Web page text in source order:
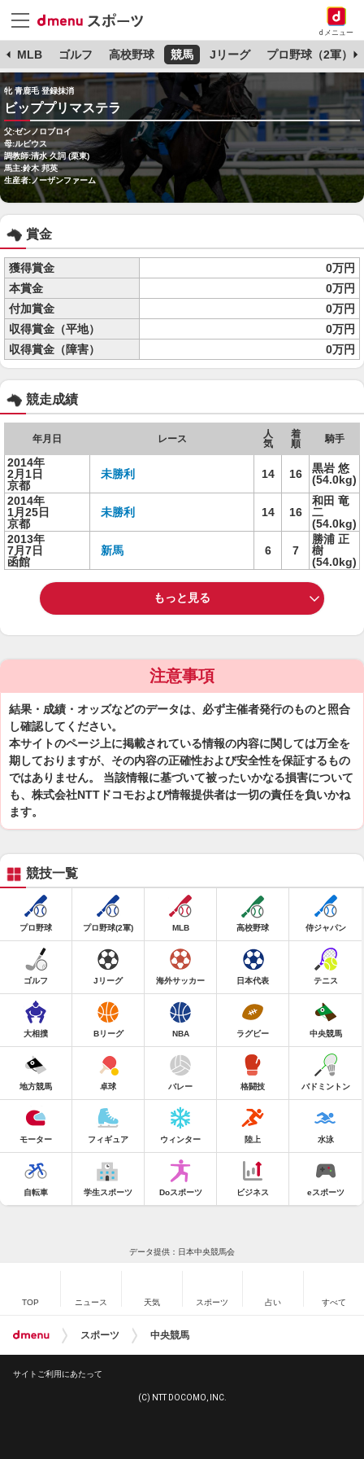
dメニュー
MLB ゴルフ 高校野球 競馬 Jリーグ プロ野球（2軍）
牝 青鹿毛 登録抹消
ビッププリマステラ
父:ゼンノロブロイ
母:ルビウス
調教師:清水 久詞 (栗東)
馬主:鈴木 邦英
生産者:ノーザンファーム
賞金
獲得賞金
0万円
本賞金
0万円
付加賞金
0万円
収得賞金（平地）
0万円
収得賞金（障害）
0万円
競走成績
年月日 レース
人
気
着
順
騎手
2014年
2月1日
京都
未勝利 14 16
黒岩 悠
(54.0kg)
2014年
1月25日
京都
未勝利 14 16
和田 竜
二
(54.0kg)
2013年
7月7日
函館
新馬 6 7
勝浦 正
樹
(54.0kg)
もっと見る
注意事項
結果・成績・オッズなどのデータは、必ず主催者発行のものと照合
し確認してください。
本サイトのページ上に掲載されている情報の内容に関しては万全を
期しておりますが、その内容の正確性および安全性を保証するもの
ではありません。 当該情報に基づいて被ったいかなる損害について
も、株式会社NTTドコモおよび情報提供者は一切の責任を負いかね
ます。
競技一覧
プロ野球 プロ野球(2軍) MLB 高校野球 侍ジャパン
ゴルフ Jリーグ 海外サッカー 日本代表 テニス
大相撲 Bリーグ NBA ラグビー 中央競馬
地方競馬 卓球 バレー 格闘技 バドミントン
モーター フィギュア ウィンター 陸上 水泳
自転車 学生スポーツ Doスポーツ ビジネス eスポーツ
データ提供：日本中央競馬会
TOP ニュース 天気 スポーツ 占い すべて
スポーツ 中央競馬
サイトご利用にあたって
(C) NTT DOCOMO, INC.